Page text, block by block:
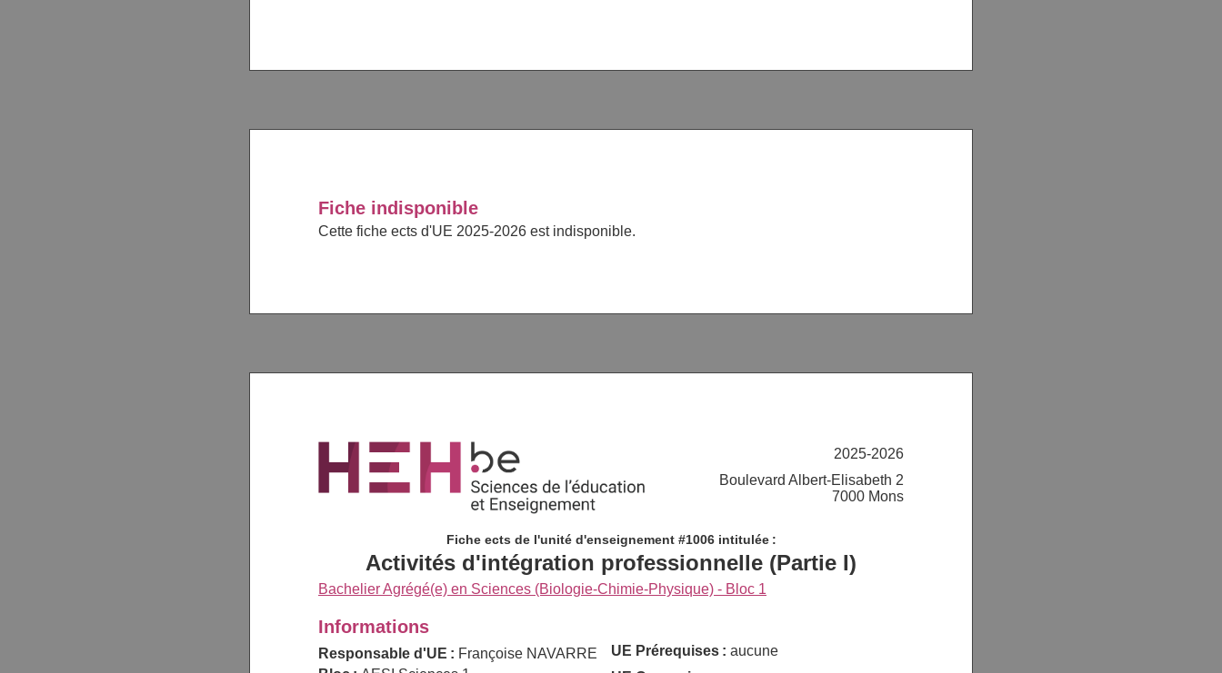
Fiche indisponible
Cette fiche ects d'UE 2025-2026 est indisponible.
2025-2026
Boulevard Albert-Elisabeth 2
7000 Mons
Fiche ects de l'unité d'enseignement #1006 intitulée :
Activités d'intégration professionnelle (Partie I)
Bachelier Agrégé(e) en Sciences (Biologie-Chimie-Physique) - Bloc 1
Informations
Responsable d'UE : Françoise NAVARRE
UE Prérequises : aucune